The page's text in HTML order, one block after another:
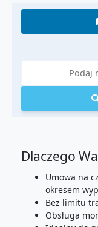
Dlaczego
Umowa na
okresem
Bez limitu
Obsługa